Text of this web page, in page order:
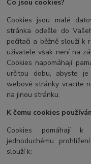
Co jsou cookies?
Cookies jsou malé
stránka odešle do
počítači a běžně slouží k
uživatele však není na
Cookies napomáhají
určitou dobu, abyste
webové stránky vracíte
na jinou stránku.
K čemu cookies
Cookies pomáhají k
jednoduchému
slouží k: